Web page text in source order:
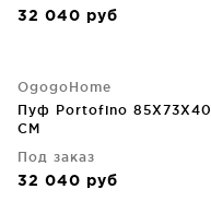
32 040 руб
OgogoHome
Пуф Portofino 85X73X40
CM
Под заказ
32 040 руб